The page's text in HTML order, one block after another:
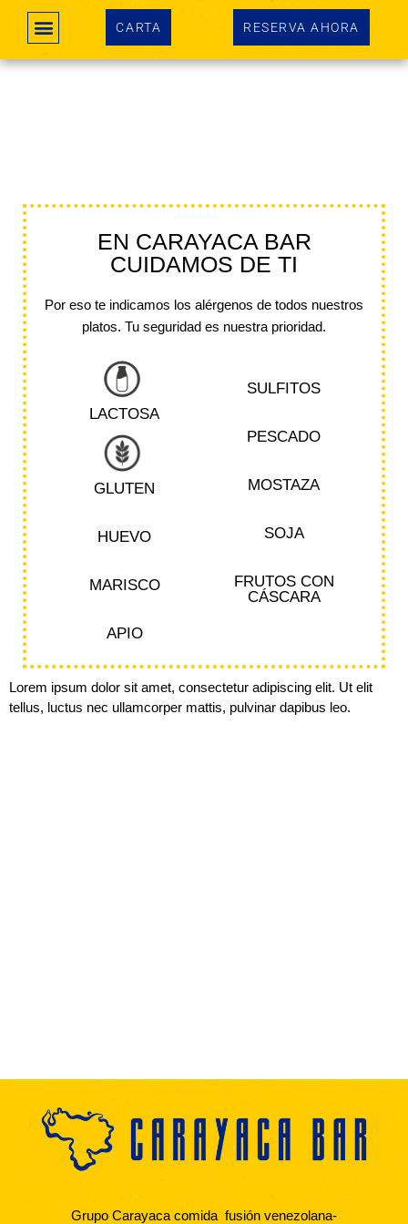
CARTA RESERVA AHORA
EN CARAYACA BAR
CUIDAMOS DE TI
Por eso te indicamos los alérgenos de todos nuestros
platos. Tu seguridad es nuestra prioridad.
LACTOSA
GLUTEN
HUEVO
MARISCO
APIO
SULFITOS
PESCADO
MOSTAZA
SOJA
FRUTOS CON
CÁSCARA
Lorem ipsum dolor sit amet, consectetur adipiscing elit. Ut elit
tellus, luctus nec ullamcorper mattis, pulvinar dapibus leo.
Grupo Carayaca comida fusión venezolana-